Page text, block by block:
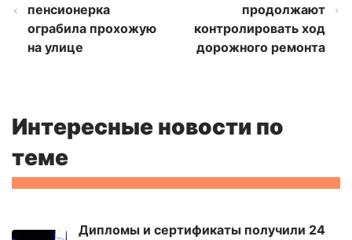
пенсионерка
ограбила прохожую
на улице
продолжают
контролировать ход
дорожного ремонта
Интересные новости по
теме
Дипломы и сертификаты получили 24